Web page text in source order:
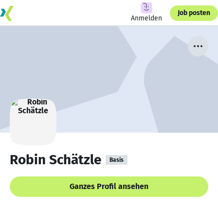
Anmelden
Job posten
Robin Schätzle Basis
Ganzes Profil ansehen